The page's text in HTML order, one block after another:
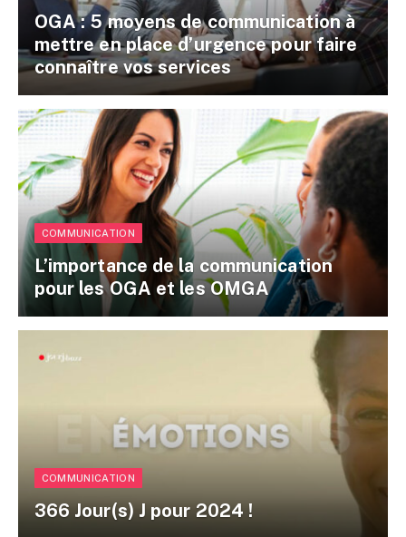
OGA : 5 moyens de communication à
mettre en place d’urgence pour faire
connaître vos services
COMMUNICATION
L’importance de la communication
pour les OGA et les OMGA
COMMUNICATION
366 Jour(s) J pour 2024 !